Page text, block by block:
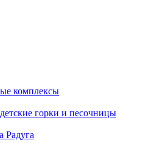
комплексы
горки и песочницы
Радуга